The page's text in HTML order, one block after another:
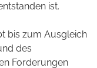
ist.
bis zum Ausgleich
des
Forderungen